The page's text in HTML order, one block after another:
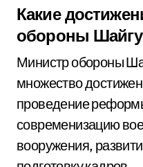
Какие
обороны
Министр обороны
множество
проведение
современизацию
вооружения,